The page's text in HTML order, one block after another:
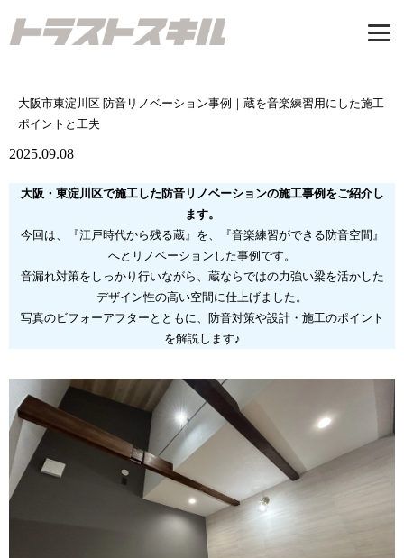
受付時間/9：00-17：00 定休日/日曜日
CONCEPT
私たちが建てる家
新築注文住宅
施工事例
お家づくりの流れ
ブログ
会社概要
VOICE【お客様の声】
大阪市東淀川区 防音リノベーション事例｜蔵を音楽練習用にした施工
ポイントと工夫
2025.09.08
大阪・東淀川区で施工した防音リノベーションの施工事例をご紹介し
ます。
今回は、『江戸時代から残る蔵』を、『音楽練習ができる防音空間』
へとリノベーションした事例です。
音漏れ対策をしっかり行いながら、蔵ならではの力強い梁を活かした
デザイン性の高い空間に仕上げました。
写真のビフォーアフターとともに、防音対策や設計・施工のポイント
を解説します♪